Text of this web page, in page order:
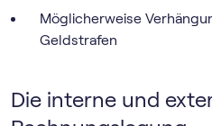
Möglicherweise
Geldstrafen
Die interne und